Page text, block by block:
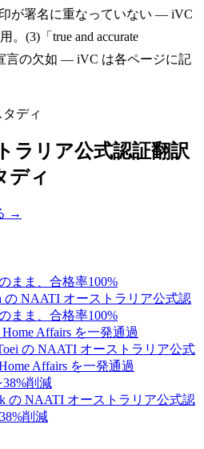
が署名に重なっていない — iVC
(3)「true and accurate
言の欠如 — iVC は各ページに記
ディ
ラリア公式認証翻訳
ディ
→
まま、合格率100%
の NAATI オーストラリア公式認
まま、合格率100%
Home Affairs を一発通過
の NAATI オーストラリア公式
Affairs を一発通過
削減
の NAATI オーストラリア公式認
削減